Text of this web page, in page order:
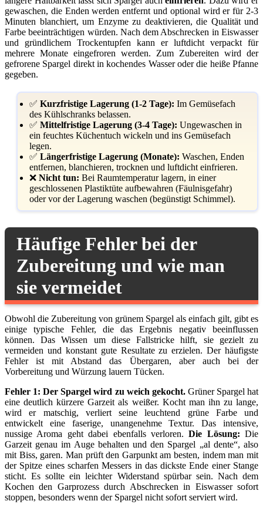
gewaschen, die Enden werden entfernt und optional wird er für 2-3
Minuten blanchiert, um Enzyme zu deaktivieren, die Qualität und
Farbe beeinträchtigen würden. Nach dem Abschrecken in Eiswasser
und gründlichem Trockentupfen kann er luftdicht verpackt für
mehrere Monate eingefroren werden. Zum Zubereiten wird der
gefrorene Spargel direkt in kochendes Wasser oder die heiße Pfanne
gegeben.
✅ Kurzfristige Lagerung (1-2 Tage): Im Gemüsefach
des Kühlschranks belassen.
✅ Mittelfristige Lagerung (3-4 Tage): Ungewaschen in
ein feuchtes Küchentuch wickeln und ins Gemüsefach
legen.
✅ Längerfristige Lagerung (Monate): Waschen, Enden
entfernen, blanchieren, trocknen und luftdicht einfrieren.
❌ Nicht tun: Bei Raumtemperatur lagern, in einer
geschlossenen Plastiktüte aufbewahren (Fäulnisgefahr)
oder vor der Lagerung waschen (begünstigt Schimmel).
Häufige Fehler bei der
Zubereitung und wie man
sie vermeidet
Obwohl die Zubereitung von grünem Spargel als einfach gilt, gibt es
einige typische Fehler, die das Ergebnis negativ beeinflussen
können. Das Wissen um diese Fallstricke hilft, sie gezielt zu
vermeiden und konstant gute Resultate zu erzielen. Der häufigste
Fehler ist mit Abstand das Übergaren, aber auch bei der
Vorbereitung und Würzung lauern Tücken.
Fehler 1: Der Spargel wird zu weich gekocht.Grüner Spargel hat
eine deutlich kürzere Garzeit als weißer. Kocht man ihn zu lange,
wird er matschig, verliert seine leuchtend grüne Farbe und
entwickelt eine faserige, unangenehme Textur. Das intensive,
nussige Aroma geht dabei ebenfalls verloren.Die Lösung: Die
Garzeit genau im Auge behalten und den Spargel „al dente“, also
mit Biss, garen. Man prüft den Garpunkt am besten, indem man mit
der Spitze eines scharfen Messers in das dickste Ende einer Stange
sticht. Es sollte ein leichter Widerstand spürbar sein. Nach dem
Kochen den Garprozess durch Abschrecken in Eiswasser sofort
stoppen, besonders wenn der Spargel nicht sofort serviert wird.